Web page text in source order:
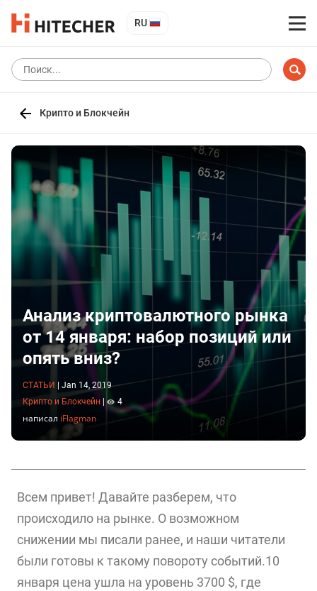
RU
Крипто и Блокчейн
Анализ криптовалютного рынка
от 14 января: набор позиций или
опять вниз?
СТАТЬИ
Jan 14, 2019
Крипто и Блокчейн
4
написал iFlagman
Всем привет! Давайте разберем, что
происходило на рынке. О возможном
снижении мы писали ранее, и наши читатели
были готовы к такому повороту событий.10
января цена ушла на уровень 3700 $, где